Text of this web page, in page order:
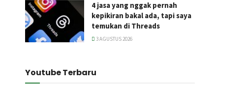
4 jasa yang nggak pernah
kepikiran bakal ada, tapi saya
temukan di Threads
3 AGUSTUS 2026
Youtube Terbaru